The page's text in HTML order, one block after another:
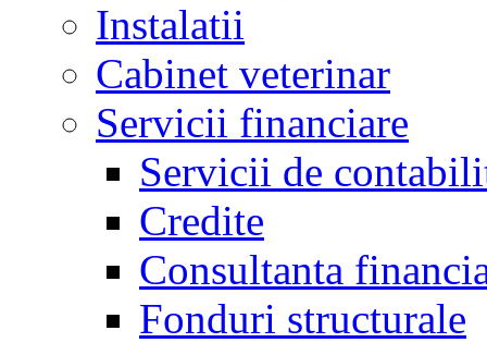
Instalatii
Cabinet veterinar
Servicii financiare
Servicii de
Credite
Consultanta
Fonduri structurale